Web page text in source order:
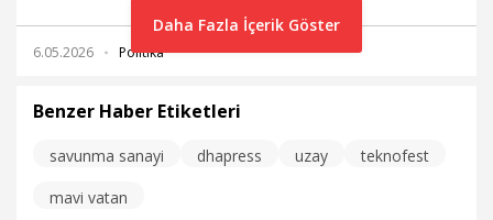
katkı payına ulaşmamız bizi dış bağımlılıktan kurtarıyor."
6.05.2026 Politika
Daha Fazla İçerik Göster
Benzer Haber Etiketleri
savunma sanayi dhapress uzay
teknofest
mavi vatan